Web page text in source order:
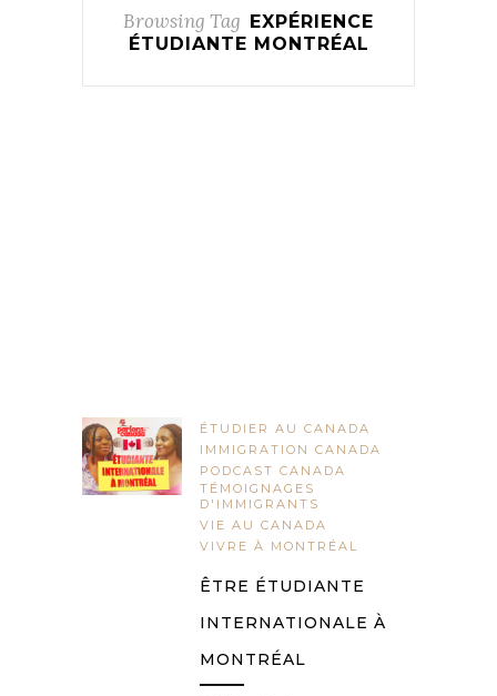
Browsing Tag
EXPÉRIENCE
ÉTUDIANTE MONTRÉAL
ÉTUDIER AU CANADA
IMMIGRATION CANADA
PODCAST CANADA
TÉMOIGNAGES
D'IMMIGRANTS
VIE AU CANADA
VIVRE À MONTRÉAL
ÊTRE ÉTUDIANTE
INTERNATIONALE À
MONTRÉAL